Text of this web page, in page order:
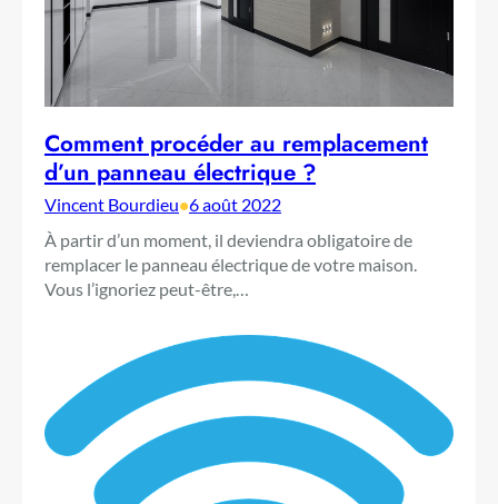
Comment procéder au remplacement
d’un panneau électrique ?
Vincent Bourdieu•6 août 2022
À partir d’un moment, il deviendra obligatoire de
remplacer le panneau électrique de votre maison.
Vous l’ignoriez peut-être,…